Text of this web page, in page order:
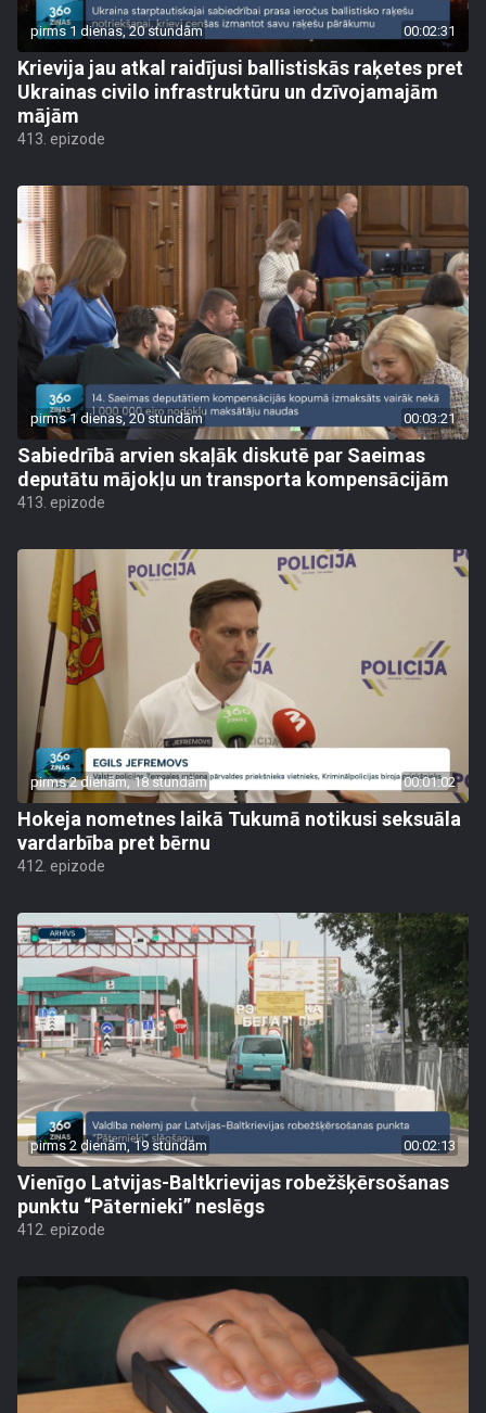
pirms 1 dienas, 20 stundām 00:02:31
Krievija jau atkal raidījusi ballistiskās raķetes pret
Ukrainas civilo infrastruktūru un dzīvojamajām
mājām
413. epizode
pirms 1 dienas, 20 stundām 00:03:21
Sabiedrībā arvien skaļāk diskutē par Saeimas
deputātu mājokļu un transporta kompensācijām
413. epizode
pirms 2 dienām, 18 stundām 00:01:02
Hokeja nometnes laikā Tukumā notikusi seksuāla
vardarbība pret bērnu
412. epizode
pirms 2 dienām, 19 stundām 00:02:13
Vienīgo Latvijas-Baltkrievijas robežšķērsošanas
punktu “Pāternieki” neslēgs
412. epizode